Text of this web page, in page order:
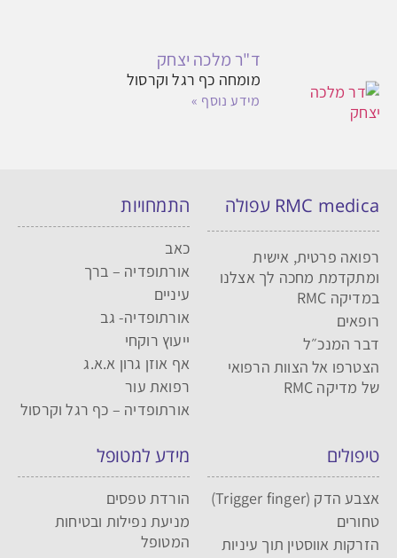
ד"ר מלכה יצחק
מומחה כף רגל וקרסול
מידע נוסף »
RMC medica עפולה
רפואה פרטית, אישית
ומתקדמת מחכה לך אצלנו
במדיקה RMC
רופאים
דבר המנכ״ל
הצטרפו אל הצוות הרפואי
של מדיקה RMC
התמחויות
כאב
אורתופדיה – ברך
עיניים
אורתופדיה- גב
ייעוץ רוקחי
אף אוזן גרון א.א.ג
רפואת עור
אורתופדיה – כף רגל וקרסול
טיפולים
אצבע הדק (Trigger finger)
טחורים
הזרקות אווסטין תוך עיניות
מידע למטופל
הורדת טפסים
מניעת נפילות ובטיחות
המטופל